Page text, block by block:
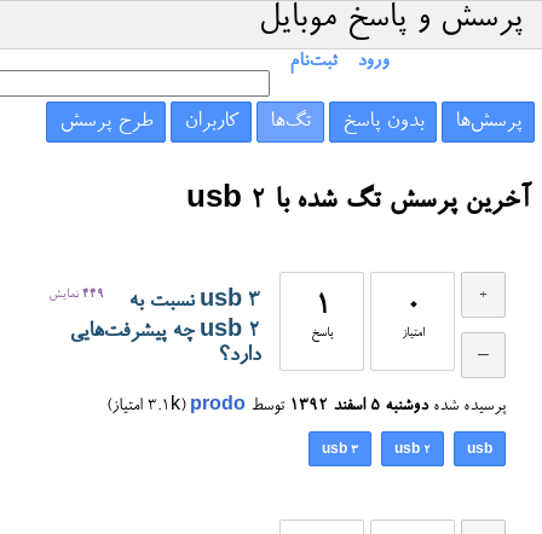
پرسش و پاسخ موبایل
ورود ثبت‌نام
پرسش‌ها بدون پاسخ تگ‌ها کاربران طرح پرسش
آخرین پرسش تگ شده با usb 2
0
امتیاز
1
پاسخ
449 نمایش
usb 3 نسبت به
usb 2 چه پیشرفت‌هایی
دارد؟
پرسیده شده دوشنبه ۵ اسفند ۱۳۹۲ توسط prodo
(
3.1k امتیاز)
usb
usb 2
usb 3